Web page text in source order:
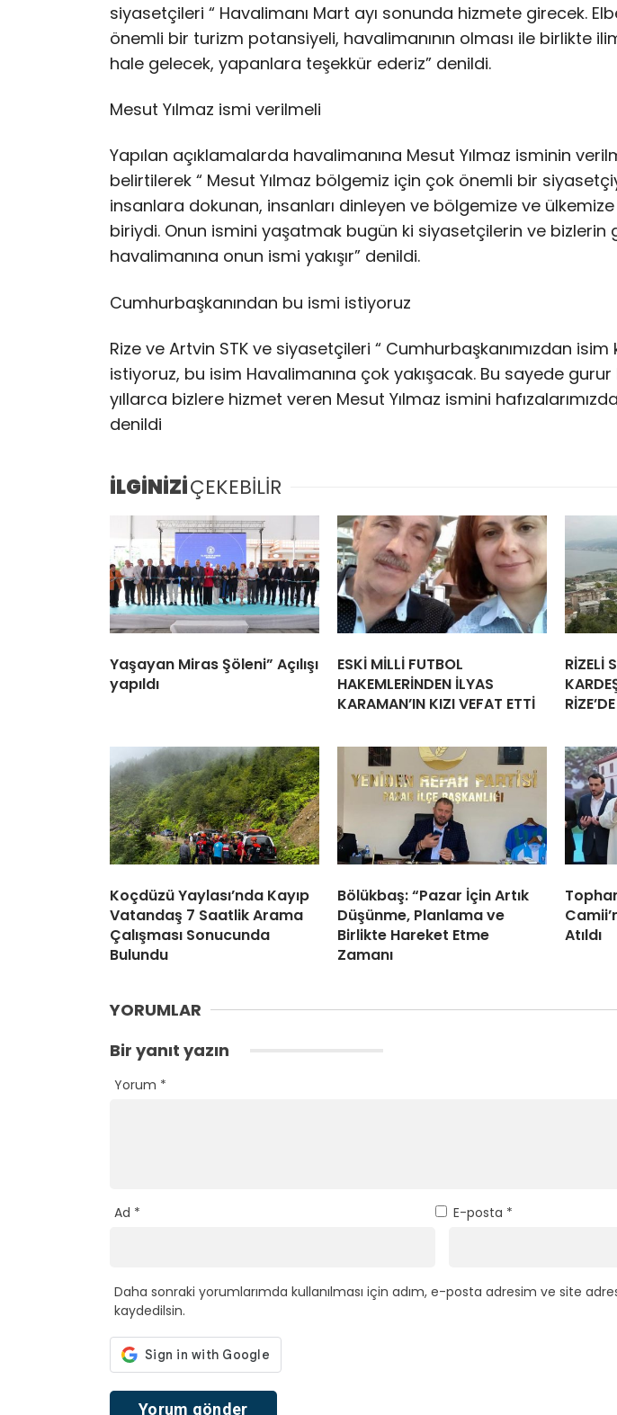
siyasetçileri “ Havalimanı Mart ayı sonunda hizmete girecek.
önemli bir turizm potansiyeli, havalimanının olması ile birlikte
hale gelecek, yapanlara teşekkür ederiz” denildi.
Mesut Yılmaz ismi verilmeli
Yapılan açıklamalarda havalimanına Mesut Yılmaz isminin
belirtilerek “ Mesut Yılmaz bölgemiz için çok önemli bir
insanlara dokunan, insanları dinleyen ve bölgemize ve
biriydi. Onun ismini yaşatmak bugün ki siyasetçilerin ve bizlerin
havalimanına onun ismi yakışır” denildi.
Cumhurbaşkanından bu ismi istiyoruz
Rize ve Artvin STK ve siyasetçileri “ Cumhurbaşkanımızdan
istiyoruz, bu isim Havalimanına çok yakışacak. Bu sayede gurur
yıllarca bizlere hizmet veren Mesut Yılmaz ismini
denildi
İLGİNİZİÇEKEBİLİR
Yaşayan Miras Şöleni” Açılışı
yapıldı
ESKİ MİLLİ FUTBOL
HAKEMLERİNDEN İLYAS
KARAMAN’IN KIZI VEFAT ETTİ
RİZELİ
Koçdüzü Yaylası’nda Kayıp
Vatandaş 7 Saatlik Arama
Çalışması Sonucunda
Bulundu
Bölükbaş: “Pazar İçin Artık
Düşünme, Planlama ve
Birlikte Hareket Etme
Zamanı
Atıldı
YORUMLAR
Bir yanıt yazın
Yorum *
Ad * E-posta *
Daha sonraki yorumlarımda kullanılması için adım, e-posta adresim ve site
kaydedilsin.